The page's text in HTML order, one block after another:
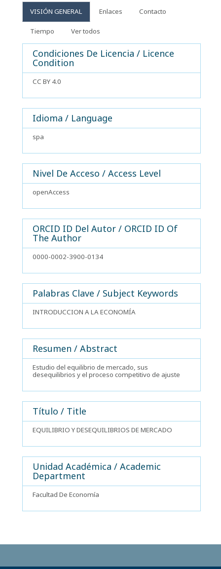
VISIÓN GENERAL Enlaces Contacto
Tiempo Ver todos
Condiciones De Licencia / Licence
Condition
CC BY 4.0
Idioma / Language
spa
Nivel De Acceso / Access Level
openAccess
ORCID ID Del Autor / ORCID ID Of
The Author
0000-0002-3900-0134
Palabras Clave / Subject Keywords
INTRODUCCION A LA ECONOMÍA
Resumen / Abstract
Estudio del equilibrio de mercado, sus
desequilibrios y el proceso competitivo de ajuste
Título / Title
EQUILIBRIO Y DESEQUILIBRIOS DE MERCADO
Unidad Académica / Academic
Department
Facultad De Economía